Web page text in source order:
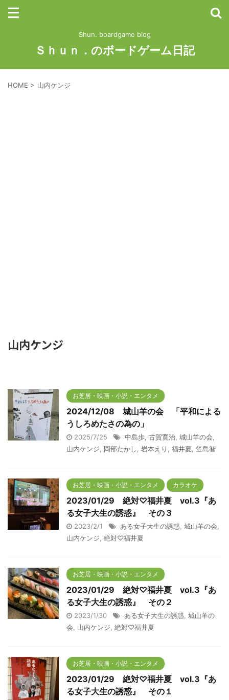
Shun. boardgame blog
Ｓｈｕｎ．のボードゲーム日記
HOME > 山内ケンジ
山内ケンジ
お芝居・映画・小説・エンタメ
2024/12/08 城山羊の会 「平和による
うしろめたさの為の」
2025/7/25 中島歩 古賀寛治 城山羊の会
山内ケンジ
岡部たかし 岩本えり 福井夏 笠島智
お芝居・映画・小説・エンタメ カラオケ
2023/01/29 絶対♡福井夏 vol.3『あ
る女子大生の誘惑』 その３
2023/2/1 ある女子大生の誘惑 城山羊の会
山内ケンジ 絶対♡福井夏
お芝居・映画・小説・エンタメ
2023/01/29 絶対♡福井夏 vol.3『あ
る女子大生の誘惑』 その２
2023/1/30 ある女子大生の誘惑 城山羊の
会
山内ケンジ 絶対♡福井夏
お芝居・映画・小説・エンタメ
2023/01/29 絶対♡福井夏 vol.3『あ
る女子大生の誘惑』 その１